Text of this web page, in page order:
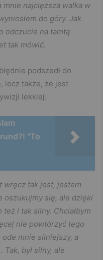
mnie najcięższa walka w
do góry. Jak
odczucie na tamtą
tak mówić.
podszedł do
lecz także, że jest
lekkiej:
"To
wręcz tak jest, jestem
oszukujmy się, ale dzięki
i tak silny. Chciałbym
nie powtórzyć tego
ode mnie silniejszy, a
był silny, ale